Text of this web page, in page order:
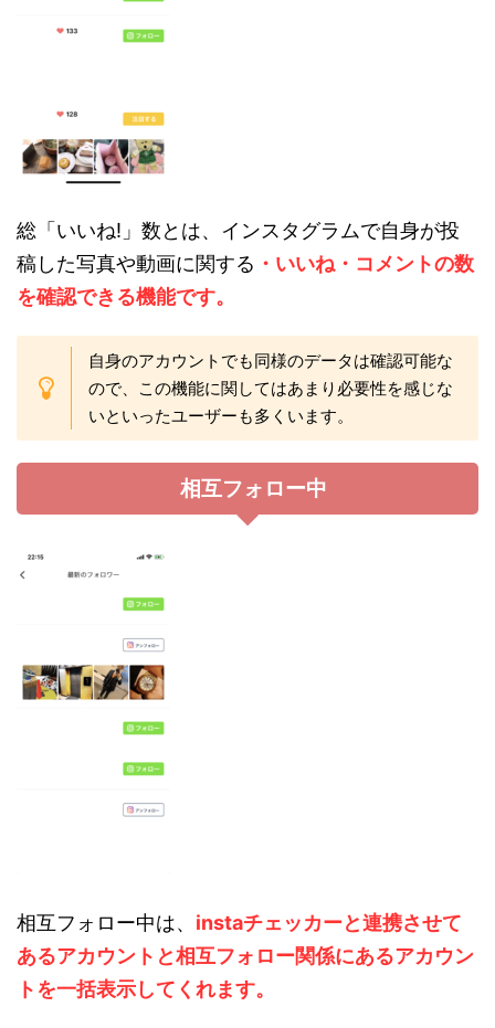
総「いいね!」数とは、インスタグラムで自身が投
稿した写真や動画に関する ・いいね・コメントの数
を確認できる機能です。
自身のアカウントでも同様のデータは確認可能な
ので、この機能に関してはあまり必要性を感じな
いといったユーザーも多くいます。
相互フォロー中
相互フォロー中は、 instaチェッカーと連携させて
あるアカウントと相互フォロー関係にあるアカウン
トを一括表示してくれます。